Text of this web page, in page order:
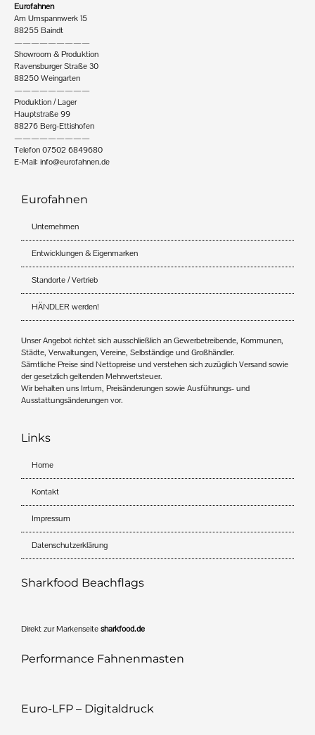
Eurofahnen
Am Umspannwerk 15
88255 Baindt
—————————
Showroom & Produktion
Ravensburger Straße 30
88250 Weingarten
—————————
Produktion / Lager
Hauptstraße 99
88276 Berg-Ettishofen
—————————
Telefon 07502 6849680
E-Mail: info@eurofahnen.de
Eurofahnen
Unternehmen
Entwicklungen & Eigenmarken
Standorte / Vertrieb
HÄNDLER werden!
Unser Angebot richtet sich ausschließlich an Gewerbetreibende, Kommunen,
Städte, Verwaltungen, Vereine, Selbständige und Großhändler.
Sämtliche Preise sind Nettopreise und verstehen sich zuzüglich Versand sowie
der gesetzlich geltenden Mehrwertsteuer.
Wir behalten uns Irrtum, Preisänderungen sowie Ausführungs- und
Ausstattungsänderungen vor.
Links
Home
Kontakt
Impressum
Datenschutzerklärung
Sharkfood Beachflags
Direkt zur Markenseitesharkfood.de
Performance Fahnenmasten
Euro-LFP – Digitaldruck